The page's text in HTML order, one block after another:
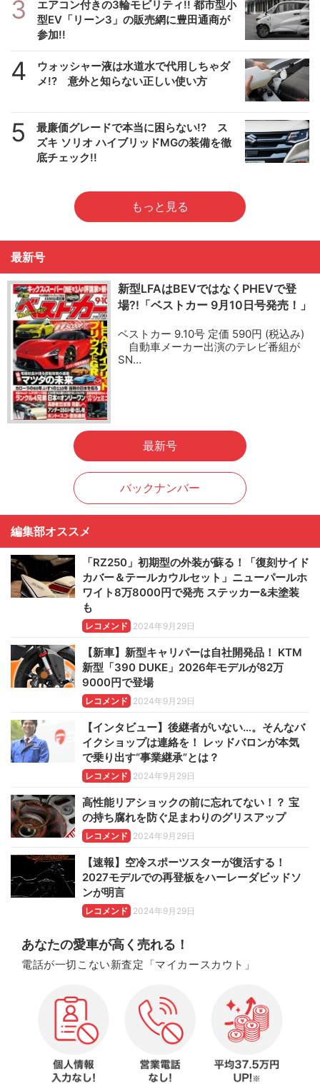
3
エアコン付きの3輪モビリティ!! 都市型小
型EV「リーン3」の販売網に豊田通商が
参加!!
4
ウォッシャー液は水道水で代用しちゃダ
メ!? 意外と知らない正しい使い方
5
最廉価グレードで本当に困らない!? ス
ズキ ソリオ ハイブリッドMGの装備を徹
底チェック!!
もっと見る
最新号
新型LFAはBEVではなくPHEVで登
場?!「ベストカー 9月10日号発売！」
ベストカー 9.10号 定価 590円 (税込み)
自動車メーカー出演のテレビ番組が
SN…
最新号
バックナンバー
編集部オススメ
「RZ250」初期型の外装が蘇る！「復刻サイド
カバー＆テールカウルセット」ニューパールホ
ワイト8万8000円で発売 ステッカー&未塗装
も
レコメンド 2024年9月29日
【新車】新型キャリパーは自社開発品！ KTM
新型「390 DUKE」2026年モデルが82万
9000円で登場
レコメンド 2024年9月29日
【インタビュー】後継者がいない…。そんなバ
イクショップは連絡を！ レッドバロンが本気
で乗り出す“事業継承”とは？
レコメンド 2024年9月29日
高性能リアショックの前に忘れてない！？ 宝
の持ち腐れを防ぐ足まわりのグリスアップ
レコメンド 2024年9月29日
【速報】空冷スポーツスターが復活する！
2027モデルでの再登板をハーレーダビッドソ
ンが明言
レコメンド 2024年9月29日
あなたの愛車が高く売れる！
電話が一切こない新査定「マイカースカウト」